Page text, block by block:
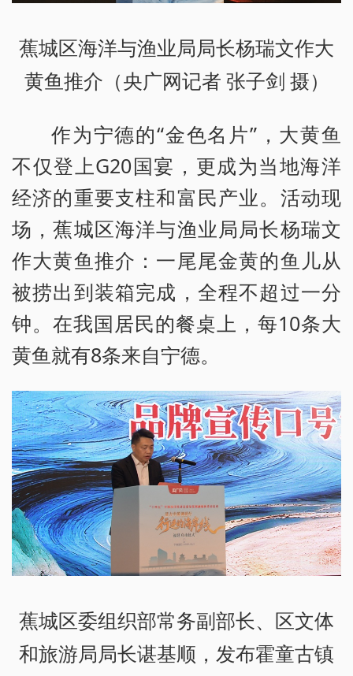
蕉城区海洋与渔业局局长杨瑞文作大
黄鱼推介（央广网记者 张子剑 摄）
作为宁德的“金色名片”，大黄鱼
不仅登上G20国宴，更成为当地海洋
经济的重要支柱和富民产业。活动现
场，蕉城区海洋与渔业局局长杨瑞文
作大黄鱼推介：一尾尾金黄的鱼儿从
被捞出到装箱完成，全程不超过一分
钟。在我国居民的餐桌上，每10条大
黄鱼就有8条来自宁德。
蕉城区委组织部常务副部长、区文体
和旅游局局长谌基顺，发布霍童古镇